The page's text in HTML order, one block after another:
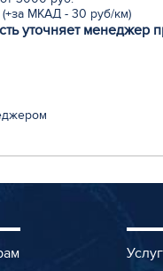
МКАД - 30 руб/км)
уточняет менеджер